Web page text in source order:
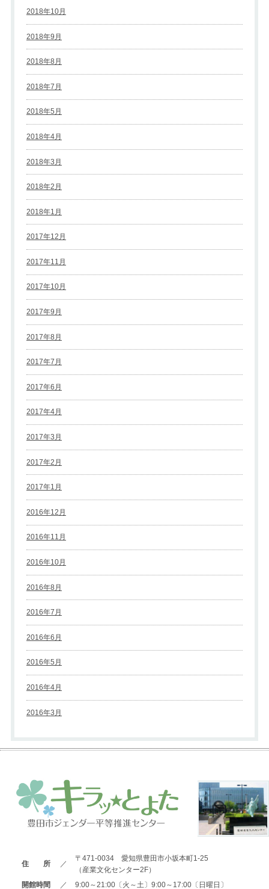
2018年10月
2018年9月
2018年8月
2018年7月
2018年5月
2018年4月
2018年3月
2018年2月
2018年1月
2017年12月
2017年11月
2017年10月
2017年9月
2017年8月
2017年7月
2017年6月
2017年4月
2017年3月
2017年2月
2017年1月
2016年12月
2016年11月
2016年10月
2016年8月
2016年7月
2016年6月
2016年5月
2016年4月
2016年3月
住 所 ／
〒471-0034 愛知県豊田市小坂本町1-25
（産業文化センター2F）
開館時間
／ 9:00～21:00〔火～土〕9:00～17:00〔日曜日〕